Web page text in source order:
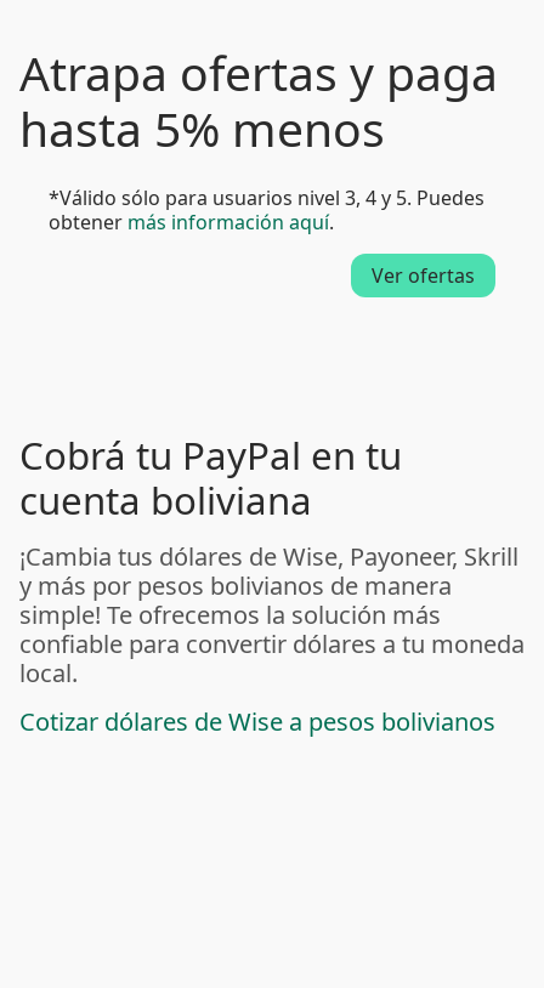
Atrapa ofertas y paga
hasta 5% menos
*Válido sólo para usuarios nivel 3, 4 y 5. Puedes
obtener más información aquí.
Ver ofertas
Cobrá tu PayPal en tu
cuenta boliviana
¡Cambia tus dólares de Wise, Payoneer, Skrill
y más por pesos bolivianos de manera
simple! Te ofrecemos la solución más
confiable para convertir dólares a tu moneda
local.
Cotizar dólares de Wise a pesos bolivianos